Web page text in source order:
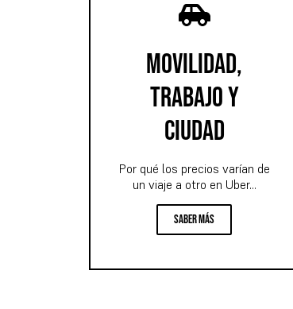
movilidad,
trabajo y
ciudad
Por qué los precios varían de
un viaje a otro en Uber...
Saber más